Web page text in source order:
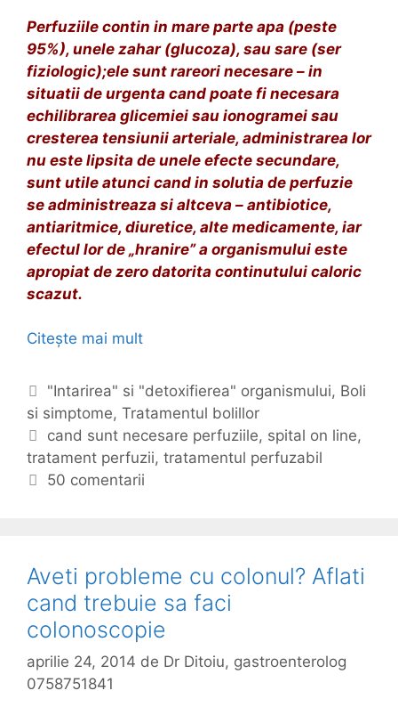
a
n
s
e
l
e
d
e
v
i
n
d
e
a
b
o
l
r
Perfuziile contin in mare parte apa (peste
95%), unele zahar (glucoza), sau sare (ser
fiziologic);ele sunt rareori necesare – in
situatii de urgenta cand poate fi necesara
echilibrarea glicemiei sau ionogramei sau
cresterea tensiunii arteriale, administrarea lor
nu este lipsita de unele efecte secundare,
sunt utile atunci cand in solutia de perfuzie
se administreaza si altceva – antibiotice,
antiaritmice, diuretice, alte medicamente, iar
efectul lor de „hranire” a organismului este
apropiat de zero datorita continutului caloric
scazut.
Citește mai mult
i
t
a
l
o
e
:
c
n
C
a
t
e
g
i
"Intarirea" si "detoxifierea" organismului, Boli
si simptome, Tratamentul bolillor
E
t
i
t
cand sunt necesare perfuziile, spital on line,
tratament perfuzii, tratamentul perfuzabil
50 comentarii
Aveti probleme cu colonul? Aflati
cand trebuie sa faci
colonoscopie
aprilie 24, 2014 de Dr Ditoiu, gastroenterolog
0758751841